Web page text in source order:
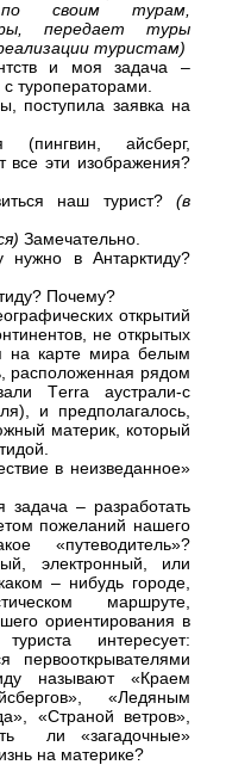
по своим турам,
передает туры
туристам)
и моя задача –
туроператорами.
поступила заявка на
айсберг,
все эти изображения?
наш турист? (в
Замечательно.
в Антарктиду?
Почему?
открытий
не открытых
на карте мира белым
расположенная рядом
Terra аустрали-с
и предполагалось,
материк, который
в неизведанное»
задача – разработать
пожеланий нашего
«путеводитель»?
электронный, или
– нибудь городе,
маршруте,
ориентирования в
туриста интересует:
первооткрывателями
называют «Краем
«Ледяным
«Страной ветров»,
ли «загадочные»
на материке?